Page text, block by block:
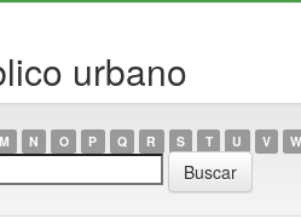
urbano
M N O P Q R S T U V W